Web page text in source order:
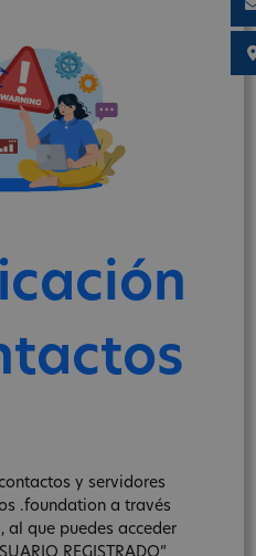
y servidores
.foundation a través
al que puedes acceder